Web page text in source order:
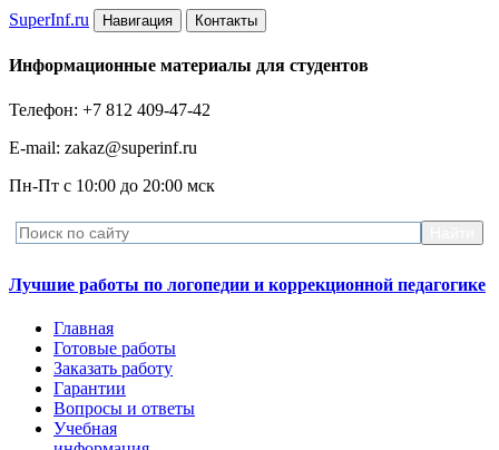
SuperInf.ru Навигация Контакты
Информационные материалы для студентов
Телефон: +7 812 409-47-42
E-mail: zakaz@superinf.ru
Пн-Пт с 10:00 до 20:00 мск
Лучшие работы по логопедии и коррекционной педагогике
Главная
Готовые работы
Заказать работу
Гарантии
Вопросы и ответы
Учебная